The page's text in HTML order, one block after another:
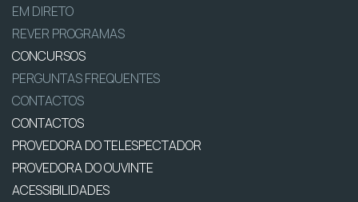
EM DIRETO
REVER PROGRAMAS
CONCURSOS
PERGUNTAS FREQUENTES
CONTACTOS
CONTACTOS
PROVEDORA DO TELESPECTADOR
PROVEDORA DO OUVINTE
ACESSIBILIDADES